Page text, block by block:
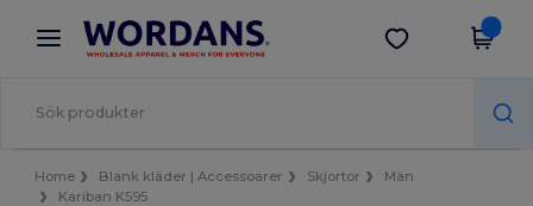
× Wordans-app
Bättre priser i appen!
Hämta app
Home Blank kläder | Accessoarer Skjortor
Män
Kariban K595